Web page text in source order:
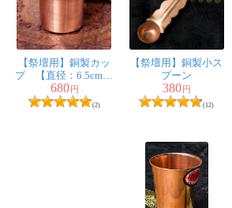
【祭壇用】銅製カッ
プ 【直径：6.5cm
高さ：約5cm】
680円
(2)
【祭壇用】銅製小ス
プーン
380円
(12)